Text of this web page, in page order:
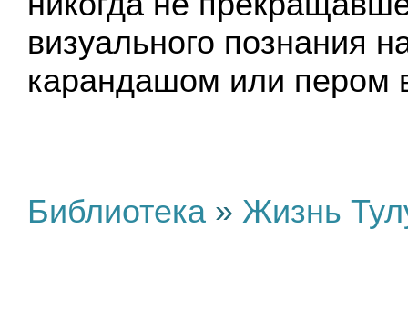
визуального познания
карандашом или пером
Библиотека » Жизнь